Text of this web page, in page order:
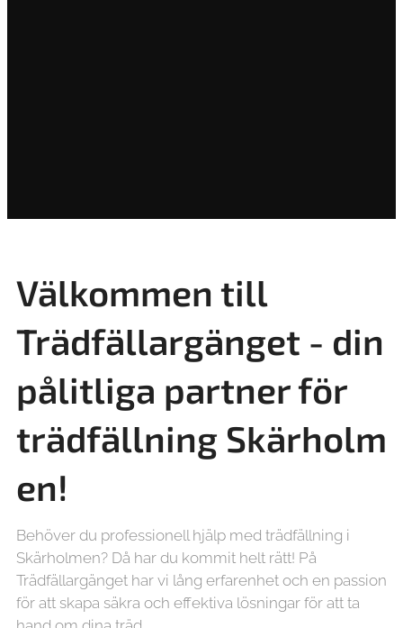
Välkommen till
Trädfällargänget - din
pålitliga partner för
trädfällning Skärholm
en!
Behöver du professionell hjälp med trädfällning i
Skärholmen? Då har du kommit helt rätt! På
Trädfällargänget har vi lång erfarenhet och en passion
för att skapa säkra och effektiva lösningar för att ta